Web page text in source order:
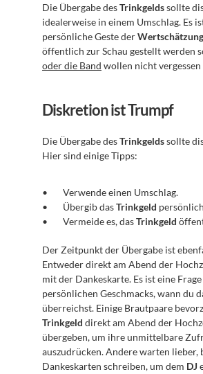
Die Übergabe des Trinkgelds sollte
idealerweise in einem Umschlag. Es
persönliche Geste der Wertschätzung
öffentlich zur Schau gestellt werden
oder die Band wollen nicht
Diskretion ist Trumpf
Die Übergabe des Trinkgelds sollte
Hier sind einige Tipps:
Verwende einen Umschlag.
Übergib das Trinkgeld
Vermeide es, das Trinkgeld
Der Zeitpunkt der Übergabe ist
Entweder direkt am Abend der
mit der Dankeskarte. Es ist eine Frage
persönlichen Geschmacks, wann du
Trinkgeld direkt am Abend der
übergeben, um ihre unmittelbare
auszudrücken. Andere warten lieber,
Dankeskarten schreiben, um dem DJ